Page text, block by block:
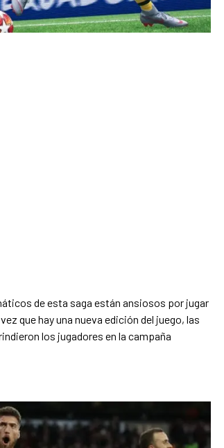
de esta saga están ansiosos por jugar
que hay una nueva edición del juego, las
los jugadores en la campaña